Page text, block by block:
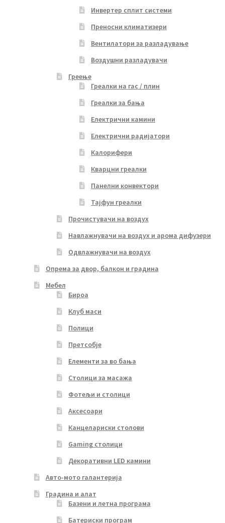
Инвертер сплит системи
Преносни климатизери
Вентилатори за разладување
Воздушни разладувачи
Греење
Греалки на гас / плин
Греалки за бања
Електрични камини
Електрични радијатори
Калорифери
Кварцни греалки
Панелни конвектори
Тајфун греалки
Прочистувачи на воздух
Навлажнувачи на воздух и арома дифузери
Одвлажнувачи на воздух
Опрема за двор, балкон и градина
Мебел
Бироа
Клуб маси
Полици
Претсобје
Елементи за во бања
Столици за масажа
Фотељи и столици
Аксесоари
Канцелариски столови
Gaming столици
Декоративни LED камини
Авто-мото галантерија
Градина и алат
Базени и летна програма
Батериски програм